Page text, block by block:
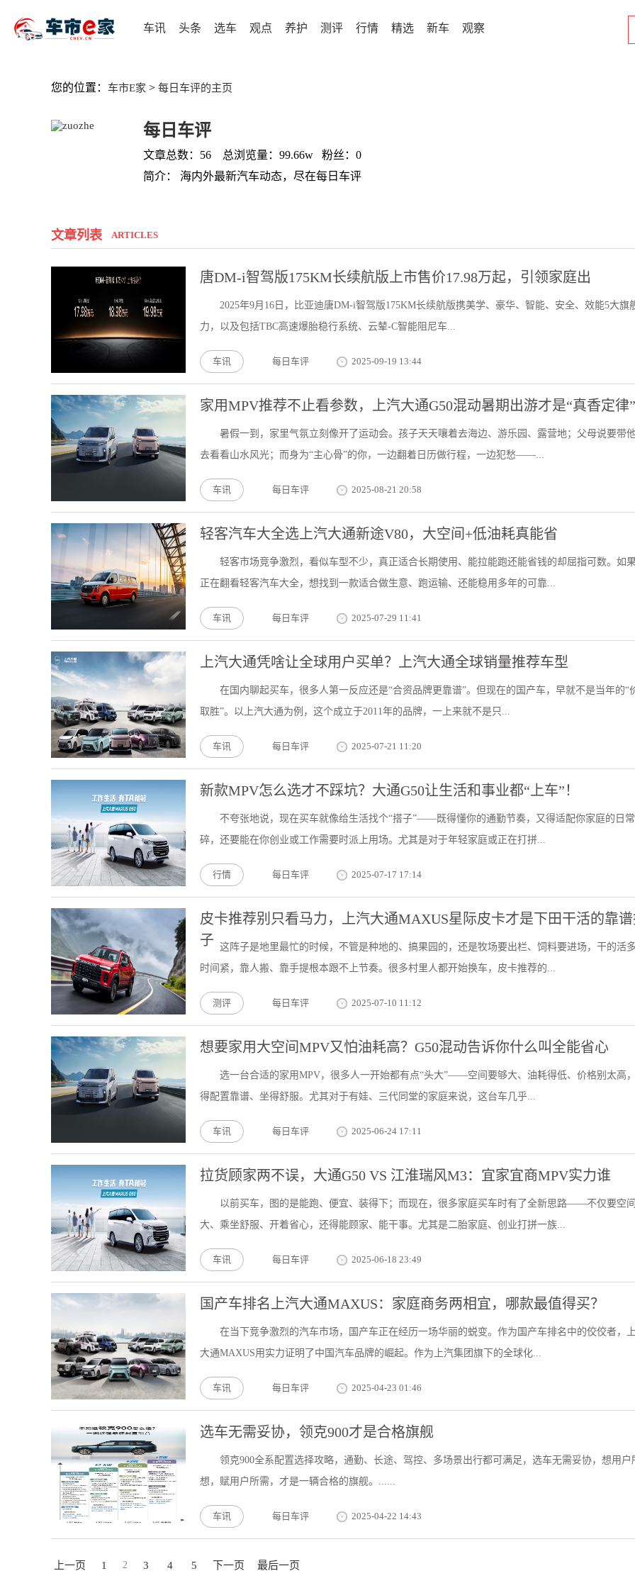
车讯 头条 选车 观点 养护 测评 行情 精选 新车 观察
您的位置： 车市E家 > 每日车评的主页
每日车评
文章总数：56 总浏览量：99.66w 粉丝：0
简介： 海内外最新汽车动态，尽在每日车评
文章列表 ARTICLES
唐DM-i智驾版175KM长续航版上市售价17.98万起，引领家庭出
2025年9月16日，比亚迪唐DM-i智驾版175KM长续航版携美学、豪华、智能、安全、效能5大旗
力，以及包括TBC高速爆胎稳行系统、云辇-C智能阻尼车...
车讯 每日车评 2025-09-19 13:44
家用MPV推荐不止看参数，上汽大通G50混动暑期出游才是“真香定律”
暑假一到，家里气氛立刻像开了运动会。孩子天天嚷着去海边、游乐园、露营地；父母说要带
去看看山水风光；而身为“主心骨”的你，一边翻着日历做行程，一边犯愁——...
车讯 每日车评 2025-08-21 20:58
轻客汽车大全选上汽大通新途V80，大空间+低油耗真能省
轻客市场竞争激烈，看似车型不少，真正适合长期使用、能拉能跑还能省钱的却屈指可数。如
正在翻看轻客汽车大全，想找到一款适合做生意、跑运输、还能稳用多年的可靠...
车讯 每日车评 2025-07-29 11:41
上汽大通凭啥让全球用户买单？上汽大通全球销量推荐车型
在国内聊起买车，很多人第一反应还是“合资品牌更靠谱”。但现在的国产车，早就不是当年的“
取胜”。以上汽大通为例，这个成立于2011年的品牌，一上来就不是只...
车讯 每日车评 2025-07-21 11:20
新款MPV怎么选才不踩坑？大通G50让生活和事业都“上车”！
不夸张地说，现在买车就像给生活找个“搭子”——既得懂你的通勤节奏，又得适配你家庭的日
碎，还要能在你创业或工作需要时派上用场。尤其是对于年轻家庭或正在打拼...
行情 每日车评 2025-07-17 17:14
皮卡推荐别只看马力，上汽大通MAXUS星际皮卡才是下田干活的靠
子 这阵子是地里最忙的时候，不管是种地的、搞果园的，还是牧场要出栏、饲料要进场，干的活
时间紧，靠人搬、靠手提根本跟不上节奏。很多村里人都开始换车，皮卡推荐的...
测评 每日车评 2025-07-10 11:12
想要家用大空间MPV又怕油耗高？G50混动告诉你什么叫全能省心
选一台合适的家用MPV，很多人一开始都有点“头大”——空间要够大、油耗得低、价格别太高
得配置靠谱、坐得舒服。尤其对于有娃、三代同堂的家庭来说，这台车几乎...
车讯 每日车评 2025-06-24 17:11
拉货顾家两不误，大通G50 VS 江淮瑞风M3：宜家宜商MPV实力谁
以前买车，图的是能跑、便宜、装得下；而现在，很多家庭买车时有了全新思路——不仅要空
大、乘坐舒服、开着省心，还得能顾家、能干事。尤其是二胎家庭、创业打拼一族...
车讯 每日车评 2025-06-18 23:49
国产车排名上汽大通MAXUS：家庭商务两相宜，哪款最值得买？
在当下竞争激烈的汽车市场，国产车正在经历一场华丽的蜕变。作为国产车排名中的佼佼者，
大通MAXUS用实力证明了中国汽车品牌的崛起。作为上汽集团旗下的全球化...
车讯 每日车评 2025-04-23 01:46
选车无需妥协，领克900才是合格旗舰
领克900全系配置选择攻略，通勤、长途、驾控、多场景出行都可满足，选车无需妥协，想用户
想，赋用户所需，才是一辆合格的旗舰。......
车讯 每日车评 2025-04-22 14:43
上一页 1 2 3 4 5 下一页 最后一页